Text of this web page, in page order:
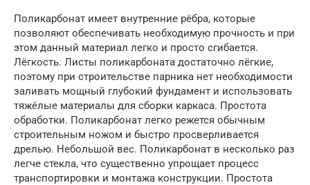
Поликарбонат имеет внутренние рёбра, которые
позволяют обеспечивать необходимую прочность и при
этом данный материал легко и просто сгибается.
Лёгкость. Листы поликарбоната достаточно лёгкие,
поэтому при строительстве парника нет необходимости
заливать мощный глубокий фундамент и использовать
тяжёлые материалы для сборки каркаса. Простота
обработки. Поликарбонат легко режется обычным
строительным ножом и быстро просверливается
дрелью. Небольшой вес. Поликарбонат в несколько раз
легче стекла, что существенно упрощает процесс
транспортировки и монтажа конструкции. Простота